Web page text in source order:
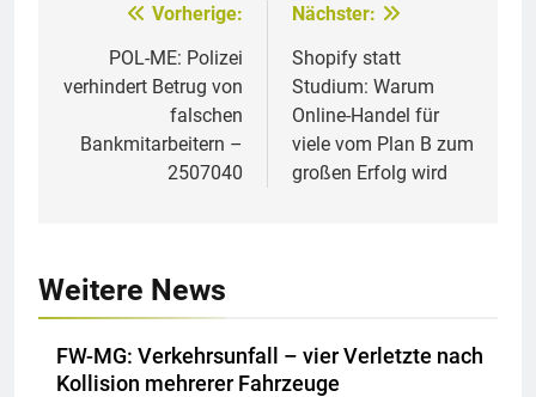
Beitragsnavigation
Vorherige:
POL-ME: Polizei
verhindert Betrug von
falschen
Bankmitarbeitern –
2507040
Nächster:
Shopify statt
Studium: Warum
Online-Handel für
viele vom Plan B zum
großen Erfolg wird
Weitere News
FW-MG: Verkehrsunfall – vier Verletzte nach
Kollision mehrerer Fahrzeuge